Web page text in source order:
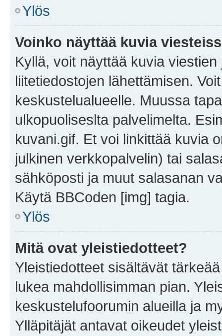
Ylös
Voinko näyttää kuvia
Kyllä, voit näyttää kuvia
liitetiedostojen lähettämisen.
keskustelualueelle. Muussa
ulkopuoliseslta palvelimelta.
kuvani.gif. Et voi linkittää kuvia
julkinen verkkopalvelin) tai
sähköposti ja muut salasanan
Käytä BBCoden [img] tagia.
Ylös
Mitä ovat yleistiedotteet?
Yleistiedotteet sisältävät
lukea mahdollisimman pian.
keskustelufoorumin alueilla ja
Ylläpitäjät antavat oikeudet